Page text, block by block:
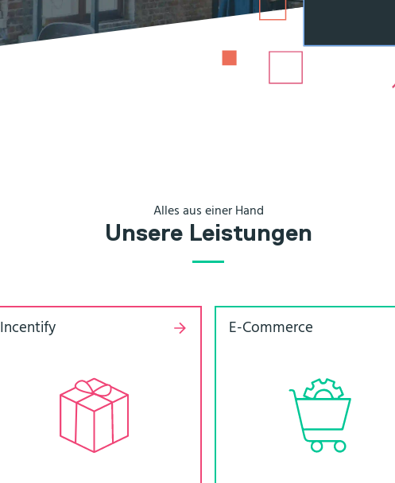
Alles aus einer Hand
Unsere Leistungen
Incentify E-Com­merce